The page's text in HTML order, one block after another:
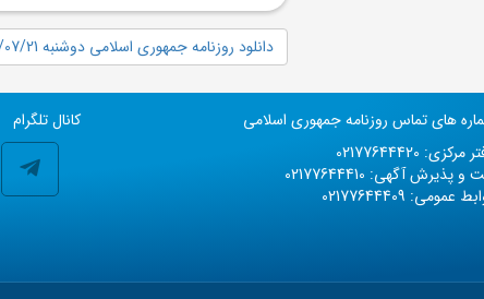
دانلود روزنامه جمهوری اسلامی دوشنبه 1404/07/21 شماره 13204
کانال تلگرام
های تماس روزنامه جمهوری اسلامی
02177644420
و پذیرش آگهی: 02177644410
عمومی: 02177644409